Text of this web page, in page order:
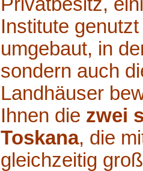
Institute
umgebaut, in
sondern auch
Landhäuser
Ihnen die zwei
Toskana, die
gleichzeitig